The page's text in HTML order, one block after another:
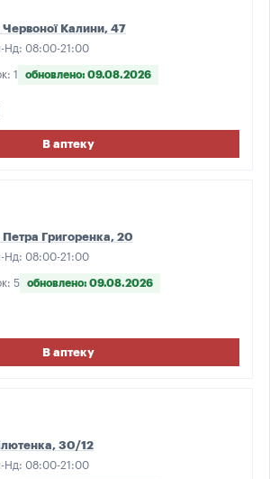
Червоної Калини, 47
Нд: 08:00-21:00
1 обновлено: 09.08.2026
В аптеку
Петра Григоренка, 20
Нд: 08:00-21:00
5 обновлено: 09.08.2026
В аптеку
30/12
Нд: 08:00-21:00